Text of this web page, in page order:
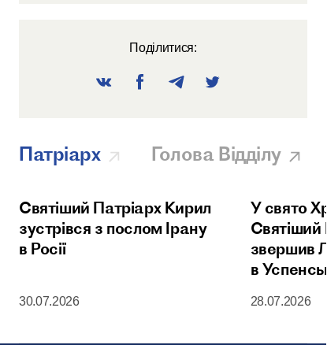
Поділитися:
Патріарх Голова Відділу
Святіший Патріарх Кирил
зустрівся з послом Ірану
в Росії
30.07.2026
У свято
Святіший
звершив
в
28.07.2026